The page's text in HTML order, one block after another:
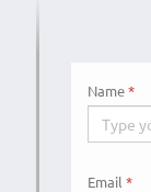
Name
Email